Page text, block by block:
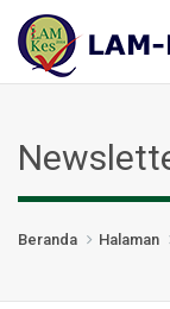
Beranda Halaman